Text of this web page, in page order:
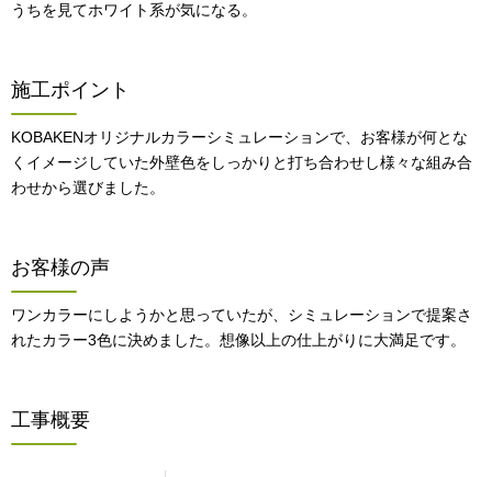
うちを見てホワイト系が気になる。
施工ポイント
KOBAKENオリジナルカラーシミュレーションで、お客様が何とな
くイメージしていた外壁色をしっかりと打ち合わせし様々な組み合
わせから選びました。
お客様の声
ワンカラーにしようかと思っていたが、シミュレーションで提案さ
れたカラー3色に決めました。想像以上の仕上がりに大満足です。
工事概要